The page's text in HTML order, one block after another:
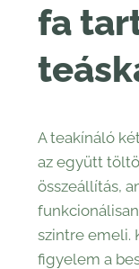
fa
A teakínáló
az együtt
összeállítás,
szintre emeli.
figyelem a